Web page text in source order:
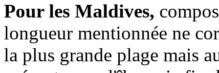
Pour les Maldives,
longueur mentionnée ne
la plus grande plage mais